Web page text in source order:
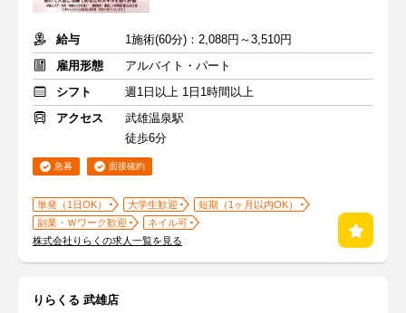
給与
1施術(60分)：2,088円～3,510円
雇用形態
アルバイト・パート
シフト
週1日以上 1日1時間以上
アクセス
武雄温泉駅
徒歩6分
急募 面接確約
単発（1日OK） 大学生歓迎
短期（1ヶ月以内OK）
副業・Ｗワーク歓迎
ネイル可
株式会社りらくの求人一覧を見る
りらくる 武雄店